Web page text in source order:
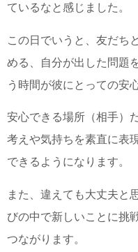
ているなと感じました。
この日でいうと、友だち
める、自分が出した問題
う時間が彼にとっての安
安心できる場所（相手）
考えや気持ちを素直に表
できるようになります。
また、違えても大丈夫と
びの中で新しいことに挑
つながります。